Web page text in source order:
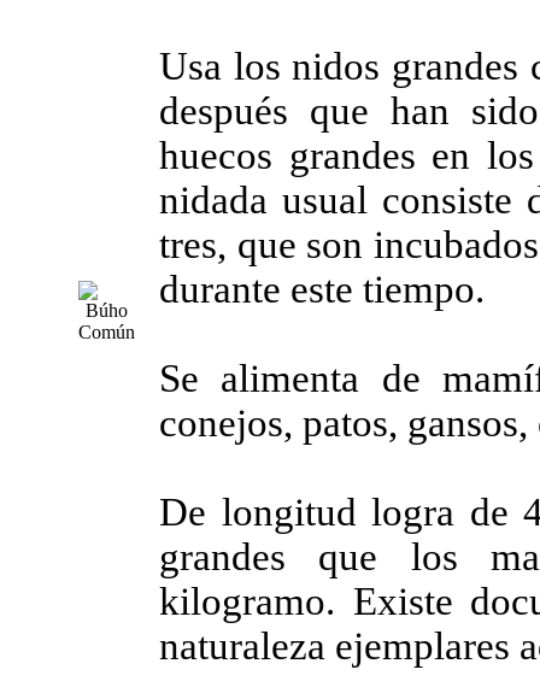
Usa los nidos grandes
después que han
huecos grandes en
nidada usual consiste
tres, que son
durante este tiempo.
Se alimenta de
conejos, patos, gansos,
De longitud logra de
grandes que los
kilogramo. Existe
naturaleza ejemplares